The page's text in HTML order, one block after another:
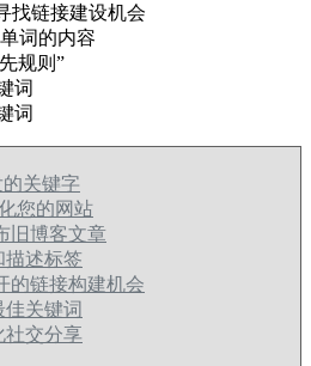
找链接建设机会
词的内容
规则”
词
词
的关键字
您的网站
旧博客文章
描述标签
的链接构建机会
关键词
社交分享